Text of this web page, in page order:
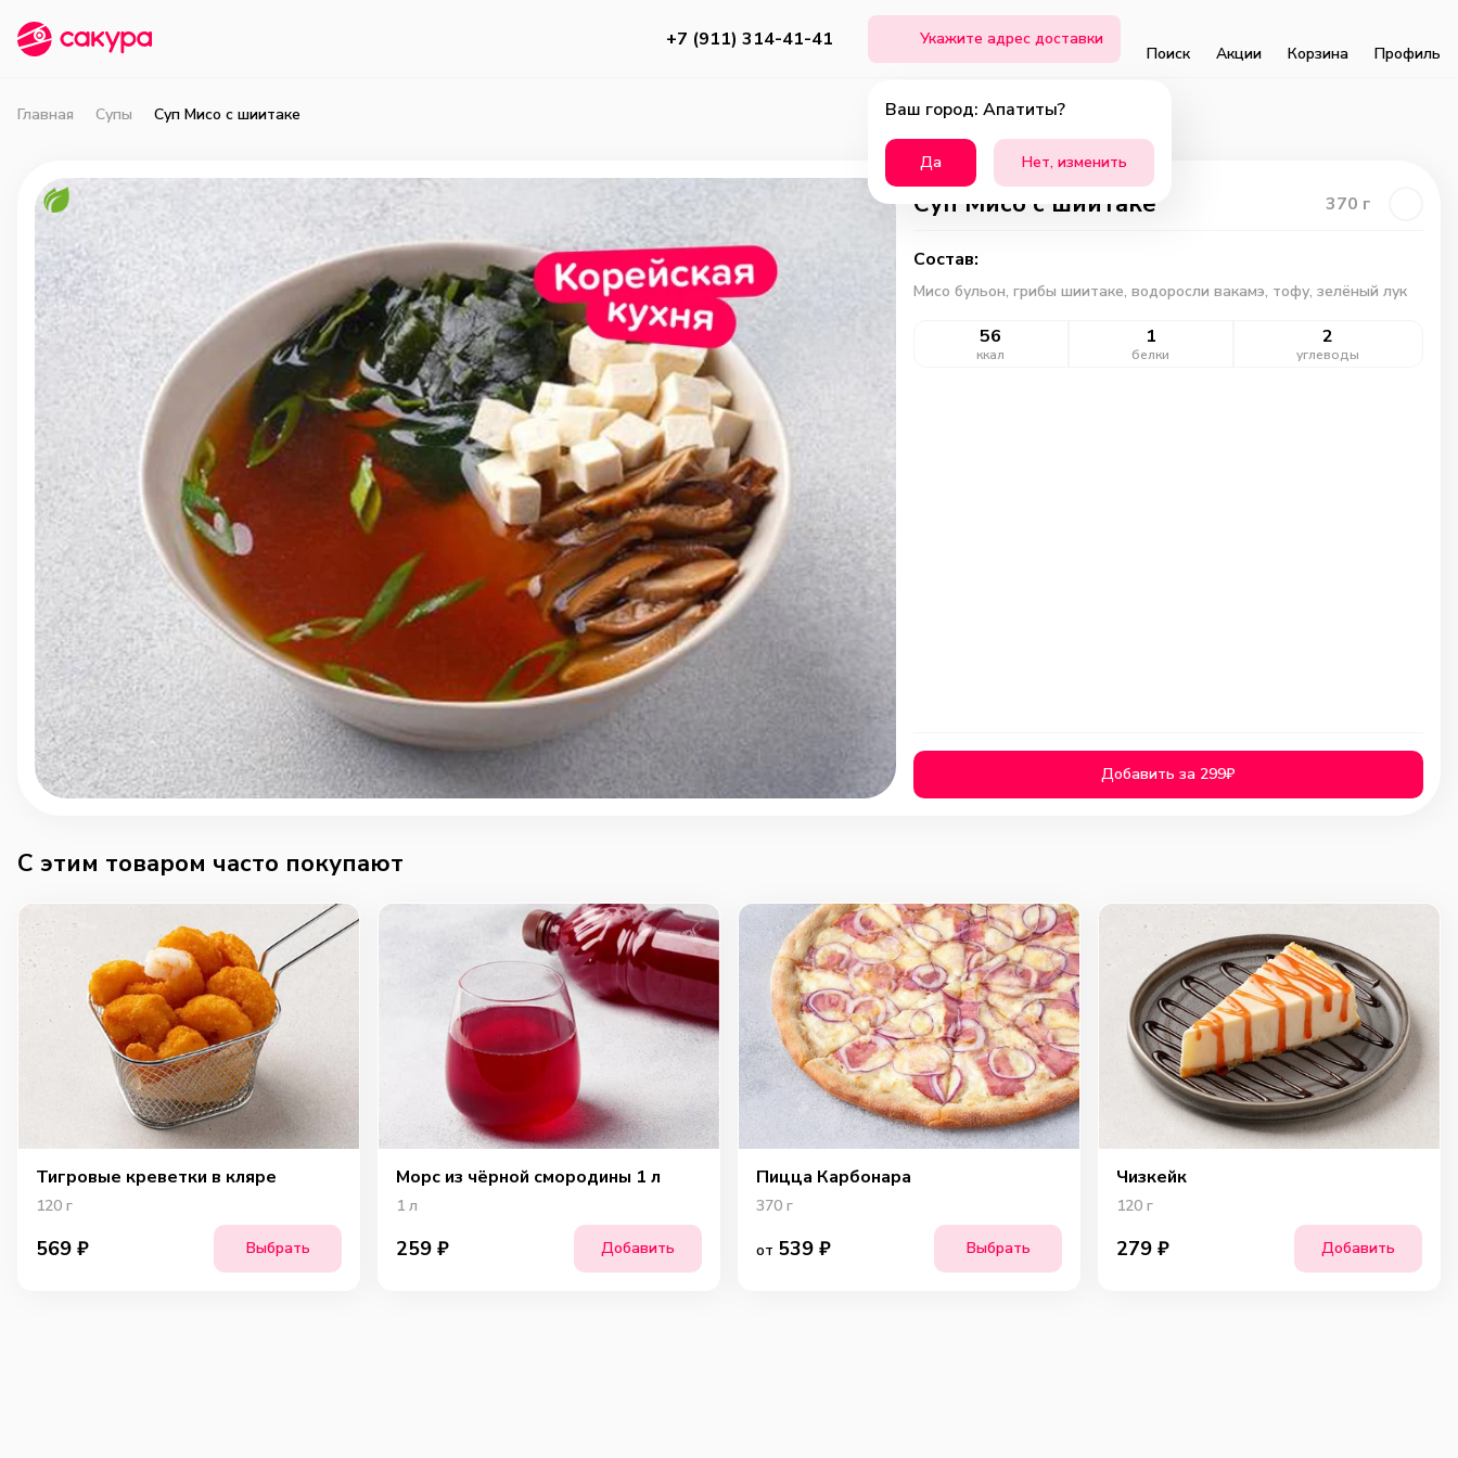
+7 (911) 314-41-41 Укажите адрес доставки
Ваш город: Апатиты?
Да Нет, изменить
Поиск Акции Корзина Профиль
Главная Супы Суп Мисо с шиитаке
Суп Мисо с шиитаке 370 г
Состав:
Мисо бульон, грибы шиитаке, водоросли вакамэ, тофу, зелёный лук
56
ккал
1
белки
2
углеводы
Добавить за 299₽
C этим товаром часто покупают
Тигровые креветки в кляре
120 г
569 ₽ Выбрать
Морс из чёрной смородины 1 л
1 л
259 ₽ Добавить
Пицца Карбонара
370 г
от 539 ₽ Выбрать
Чизкейк
120 г
279 ₽ Добавить